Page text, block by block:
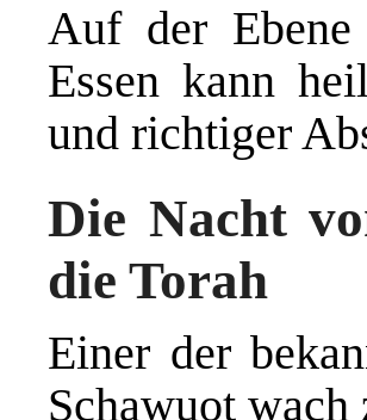
Auf der
Essen kann
und richtiger
Die Nacht
die Torah
Einer der
Schawuot wach